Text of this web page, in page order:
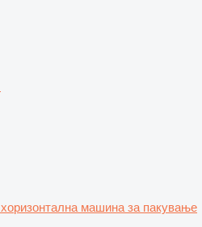
хоризонтална машина за пакување